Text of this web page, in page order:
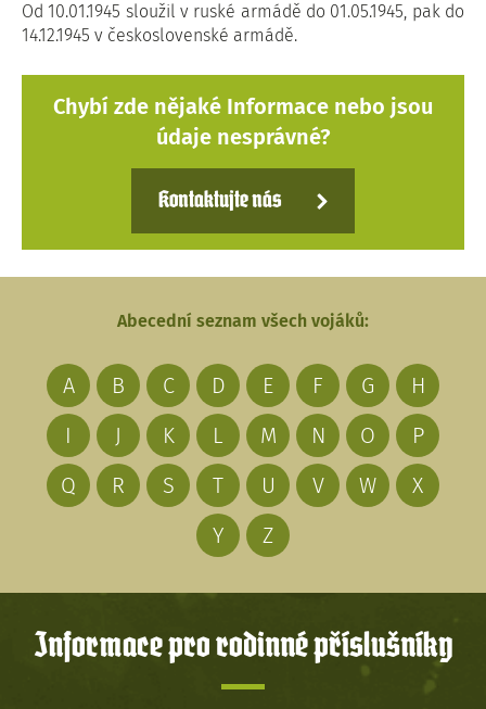
Od 10.01.1945 sloužil v ruské armádě do 01.05.1945, pak do
14.12.1945 v československé armádě.
Chybí zde nějaké Informace nebo jsou
údaje nesprávné?
Kontaktujte nás
Abecední seznam všech vojáků:
A B C D E F G
H
I
J K L M N O
P
Q
R S T U V W
X
Y
Z
Informace pro rodinné příslušníky